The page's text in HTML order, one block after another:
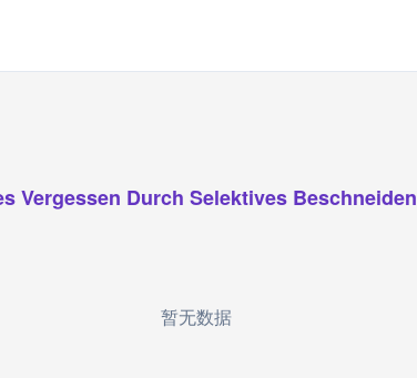
Vergessen Durch Selektives Beschneiden
暂无数据